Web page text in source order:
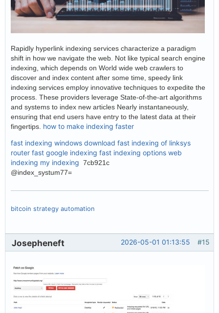
Rapidly hyperlink indexing services characterize a paradigm
shift in how we navigate the web. Not like typical search engine
indexing, which depends on World wide web crawlers to
discover and index content after some time, speedy link
indexing services employ innovative techniques to expedite the
process. These providers leverage State-of-the-art algorithms
and systems to index new articles Nearly instantaneously,
ensuring that end users have entry to the latest data at their
fingertips. how to make indexing faster
fast indexing windows download fast indexing of linksys
router fast google indexing fast indexing options web
indexing my indexing 7cb921c
@index_systum77=
bitcoin strategy automation
#15
2026-05-01 01:13:55
Josepheneft